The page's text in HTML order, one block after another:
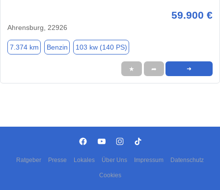
59.900 €
Ahrensburg, 22926
7.374 km Benzin 103 kw (140 PS)
★ ➦ ➜
Ratgeber Presse Lokales Über Uns Impressum Datenschutz
Cookies